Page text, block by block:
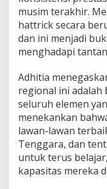
musim terakhir.
hattrick secara
dan ini menjadi
menghadapi
Adhitia
regional ini
seluruh elemen
menekankan
lawan-lawan
Tenggara, dan
untuk terus
kapasitas mereka